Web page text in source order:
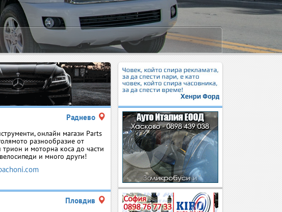
Раднево
онлайн магази Parts
разнообразие от
трион и моторна коса до части
и много други!
Пловдив